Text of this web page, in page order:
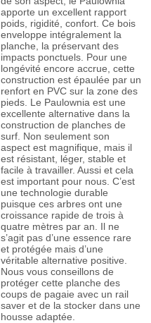
apporte un excellent rapport
poids, rigidité, confort. Ce bois
enveloppe intégralement la
planche, la préservant des
impacts ponctuels. Pour une
longévité encore accrue, cette
construction est épaulée par un
renfort en PVC sur la zone des
pieds. Le Paulownia est une
excellente alternative dans la
construction de planches de
surf. Non seulement son
aspect est magnifique, mais il
est résistant, léger, stable et
facile à travailler. Aussi et cela
est important pour nous. C’est
une technologie durable
puisque ces arbres ont une
croissance rapide de trois à
quatre mètres par an. Il ne
s’agit pas d’une essence rare
et protégée mais d’une
véritable alternative positive.
Nous vous conseillons de
protéger cette planche des
coups de pagaie avec un rail
saver et de la stocker dans une
housse adaptée.